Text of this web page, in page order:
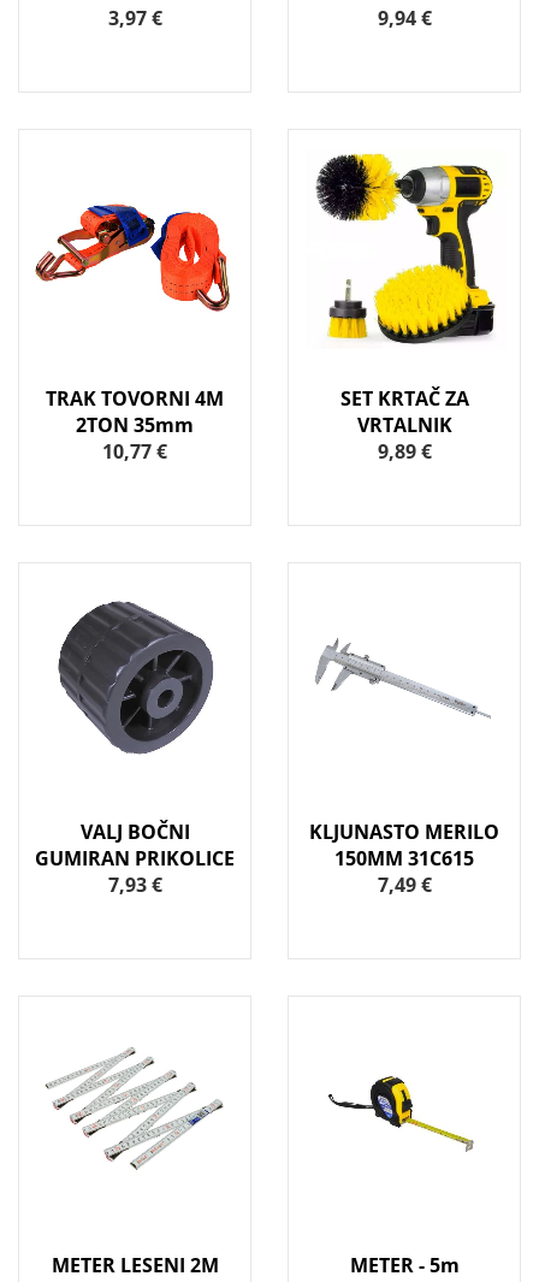
3,97 €
9,94 €
TRAK TOVORNI 4M
2TON 35mm
10,77 €
SET KRTAČ ZA
VRTALNIK
9,89 €
VALJ BOČNI
GUMIRAN PRIKOLICE
7,93 €
KLJUNASTO MERILO
150MM 31C615
7,49 €
METER LESENI 2M
METER - 5m